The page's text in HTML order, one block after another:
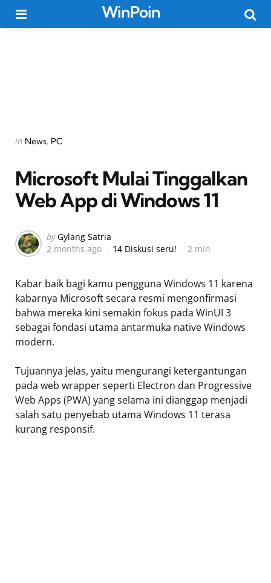
WinPoin
Categories
Posted
in News PC
Microsoft Mulai Tinggalkan
Web App di Windows 11
Posted
by
by Gylang Satria
2 months ago
14 Diskusi seru! 2 min
Kabar baik bagi kamu pengguna Windows 11 karena
kabarnya Microsoft secara resmi mengonfirmasi
bahwa mereka kini semakin fokus pada WinUI 3
sebagai fondasi utama antarmuka native Windows
modern.
Tujuannya jelas, yaitu mengurangi ketergantungan
pada web wrapper seperti Electron dan Progressive
Web Apps (PWA) yang selama ini dianggap menjadi
salah satu penyebab utama Windows 11 terasa
kurang responsif.